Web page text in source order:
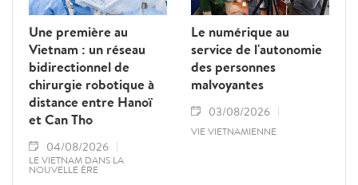
Une première au
Vietnam : un réseau
bidirectionnel de
chirurgie robotique à
distance entre Hanoï
et Can Tho
04/08/2026
LE VIETNAM DANS LA
NOUVELLE ÈRE
Le numérique au
service de l'autonomie
des personnes
malvoyantes
03/08/2026
VIE VIETNAMIENNE